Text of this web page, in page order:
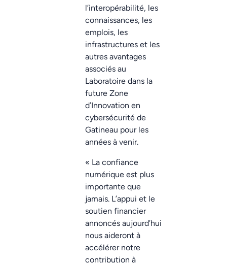
l’interopérabilité, les
connaissances, les
emplois, les
infrastructures et les
autres avantages
associés au
Laboratoire dans la
future Zone
d’Innovation en
cybersécurité de
Gatineau pour les
années à venir.
« La confiance
numérique est plus
importante que
jamais. L’appui et le
soutien financier
annoncés aujourd’hui
nous aideront à
accélérer notre
contribution à